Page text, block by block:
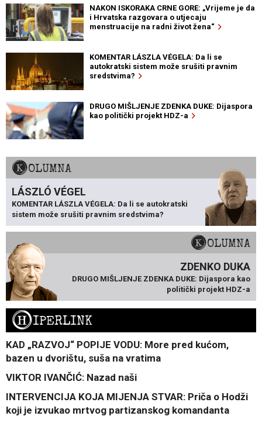
NAKON ISKORAKA CRNE GORE: „Vrijeme je da
i Hrvatska razgovara o utjecaju
menstruacije na radni život žena“
KOMENTAR LÁSZLA VÉGELA: Da li se
autokratski sistem može srušiti pravnim
sredstvima?
DRUGO MIŠLJENJE ZDENKA DUKE: Dijaspora
kao politički projekt HDZ-a
KOLUMNA
LÁSZLÓ VÉGEL
KOMENTAR LÁSZLA VÉGELA: Da li se autokratski
sistem može srušiti pravnim sredstvima?
KOLUMNA
ZDENKO DUKA
DRUGO MIŠLJENJE ZDENKA DUKE: Dijaspora kao
politički projekt HDZ-a
HIPERLINK
KAD „RAZVOJ“ POPIJE VODU: More pred kućom,
bazen u dvorištu, suša na vratima
VIKTOR IVANČIĆ: Nazad naši
INTERVENCIJA KOJA MIJENJA STVAR: Priča o Hodži
koji je izvukao mrtvog partizanskog komandanta